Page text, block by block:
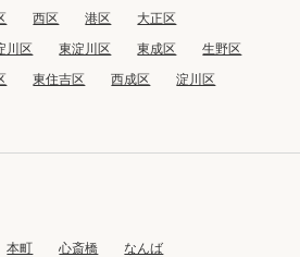
西区 港区
大正区
川区 東淀川区 東成区
生野区
東住吉区 西成区
淀川区
本町 心斎橋 なんば